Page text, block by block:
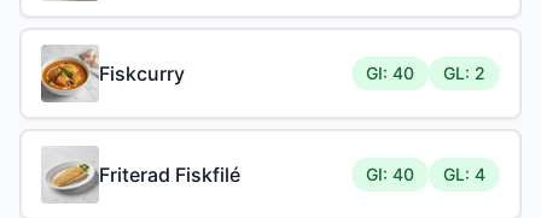
Fiskcurry GI: 40 GL: 2
Friterad Fiskfilé GI: 40 GL: 4